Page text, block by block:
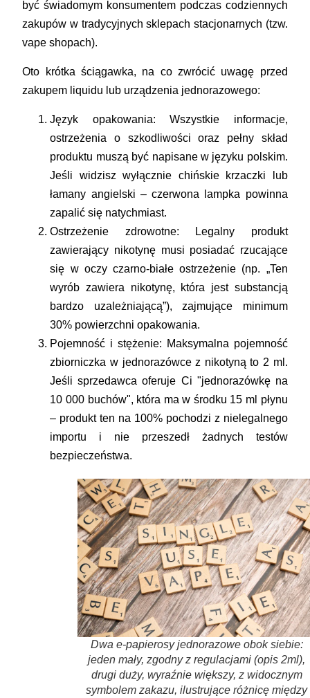
być świadomym konsumentem podczas codziennych
zakupów w tradycyjnych sklepach stacjonarnych (tzw.
vape shopach).
Oto krótka ściągawka, na co zwrócić uwagę przed
zakupem liquidu lub urządzenia jednorazowego:
Język opakowania: Wszystkie informacje,
ostrzeżenia o szkodliwości oraz pełny skład
produktu muszą być napisane w języku polskim.
Jeśli widzisz wyłącznie chińskie krzaczki lub
łamany angielski – czerwona lampka powinna
zapalić się natychmiast.
Ostrzeżenie zdrowotne: Legalny produkt
zawierający nikotynę musi posiadać rzucające
się w oczy czarno-białe ostrzeżenie (np. „Ten
wyrób zawiera nikotynę, która jest substancją
bardzo uzależniającą”), zajmujące minimum
30% powierzchni opakowania.
Pojemność i stężenie: Maksymalna pojemność
zbiorniczka w jednorazówce z nikotyną to 2 ml.
Jeśli sprzedawca oferuje Ci "jednorazówkę na
10 000 buchów", która ma w środku 15 ml płynu
– produkt ten na 100% pochodzi z nielegalnego
importu i nie przeszedł żadnych testów
bezpieczeństwa.
Dwa e-papierosy jednorazowe obok siebie:
jeden mały, zgodny z regulacjami (opis 2ml),
drugi duży, wyraźnie większy, z widocznym
symbolem zakazu, ilustrujące różnicę między